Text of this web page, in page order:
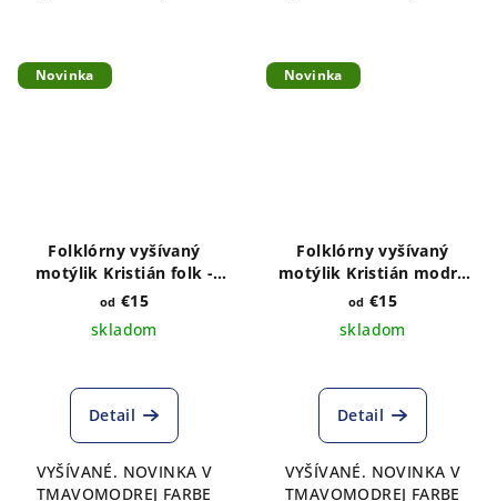
Novinka
Folklórny vyšívaný
motýlik Kristián folk -
tmavomodrý satén
od €15
skladom
Detail
VYŠÍVANÉ. NOVINKA V
TMAVOMODREJ FARBE
Novinka
Folklórny vyšívaný
motýlik Kristián modré
odtiene- tmavomodrý
od €15
skladom
Detail
VYŠÍVANÉ. NOVINKA V
TMAVOMODREJ FARBE